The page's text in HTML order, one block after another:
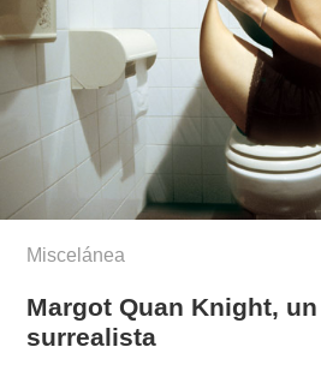
Miscelánea
Margot Quan Knight,
surrealista